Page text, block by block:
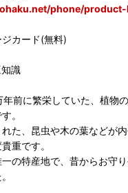
phone/
カード(無料)
識
前に繁栄していた、植物
。
た、昆虫や木の葉などが
重です。
の特産地で、昔からお守